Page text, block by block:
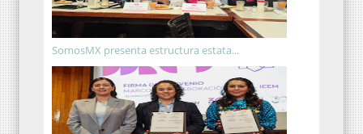
SomosMX presenta estructura estata...